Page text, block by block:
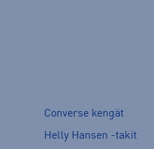
Converse kengät
Helly Hansen -takit